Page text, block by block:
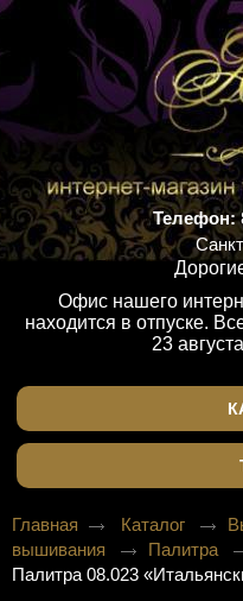
Телефон:
Офис нашего
находится в отпуске.
23
Главная Каталог
вышивания
Палитра
Палитра 08.023